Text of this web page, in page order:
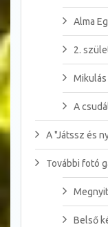
Alma
2.
A
A "Játssz és
További fotó
Belső